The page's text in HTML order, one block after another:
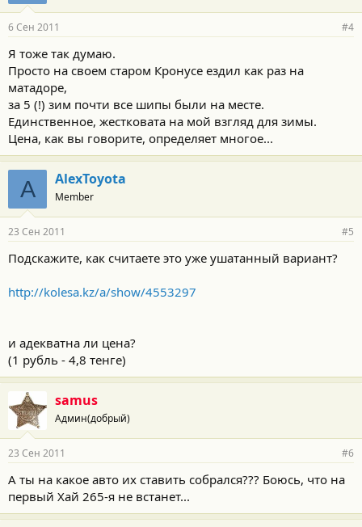
6 Сен 2011 #4
Я тоже так думаю.
Просто на своем старом Кронусе ездил как раз на
матадоре,
за 5 (!) зим почти все шипы были на месте.
Единственное, жестковата на мой взгляд для зимы.
Цена, как вы говорите, определяет многое...
A AlexToyota
Member
23 Сен 2011 #5
Подскажите, как считаете это уже ушатанный вариант?
http://kolesa.kz/a/show/4553297
и адекватна ли цена?
(1 рубль - 4,8 тенге)
samus
Админ(добрый)
23 Сен 2011 #6
А ты на какое авто их ставить собрался??? Боюсь, что на
первый Хай 265-я не встанет...